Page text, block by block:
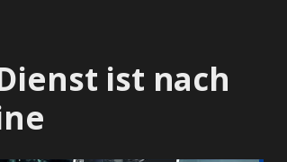
ist nach